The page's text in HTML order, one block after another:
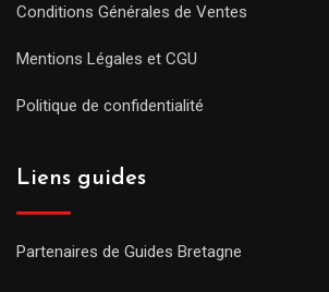
Conditions Générales de Ventes
Mentions Légales et CGU
Politique de confidentialité
Liens guides
Partenaires de Guides Bretagne